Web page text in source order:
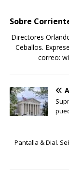
Sobre
Directores
Ceballos.
correo:
Pantalla & Dial.